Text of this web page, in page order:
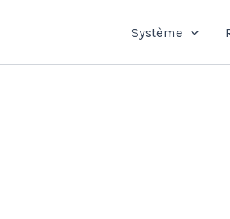
Système